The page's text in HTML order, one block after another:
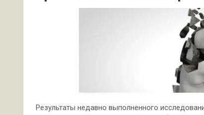
Результаты недавно выполненного